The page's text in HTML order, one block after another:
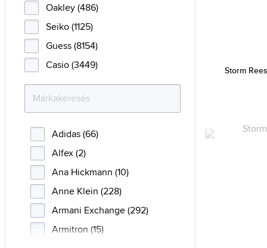
Storm
Oakley (486)
Seiko (1125)
Guess (8154)
Casio (3449)
Adidas (66)
Alfex (2)
Ana Hickmann (10)
Anne Klein (228)
Armani Exchange (292)
Armitron (15)